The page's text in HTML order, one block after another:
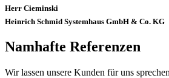
Herr Cieminski
Heinrich Schmid Systemhaus GmbH & Co. KG
Namhafte Referenzen
Wir lassen unsere Kunden für uns sprechen